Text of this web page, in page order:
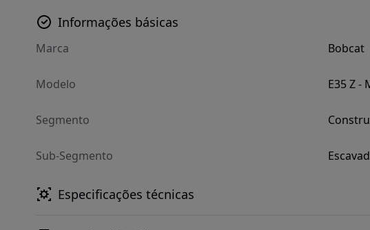
Informações básicas
Marca Bobcat
Modelo E35 Z -
Segmento
Sub-Segmento
Especificações técnicas